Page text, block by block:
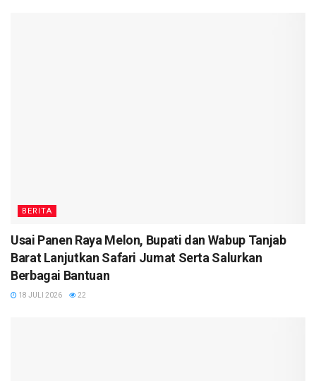
BERITA
Usai Panen Raya Melon, Bupati dan Wabup Tanjab
Barat Lanjutkan Safari Jumat Serta Salurkan
Berbagai Bantuan
18 JULI 2026 22